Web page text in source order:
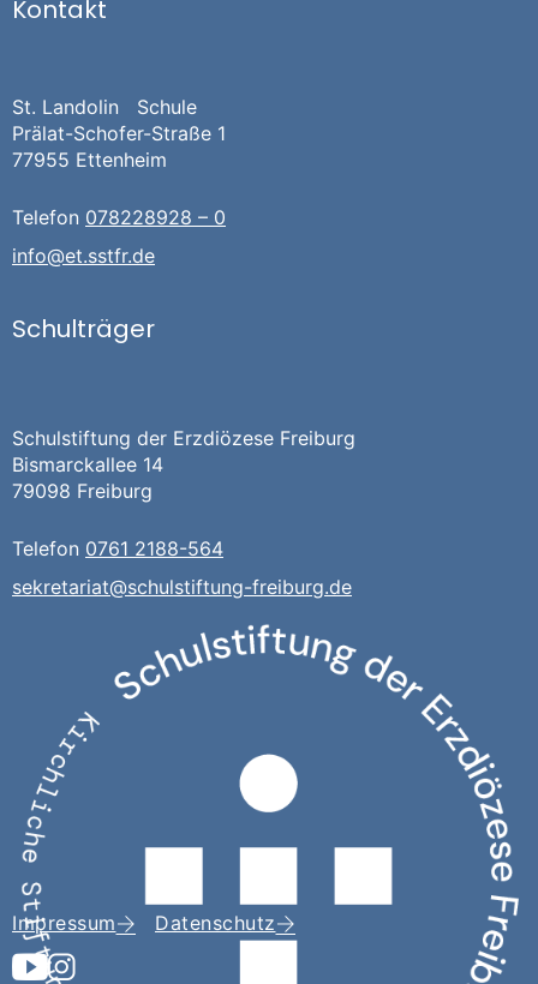
Kontakt
St. Landolin Schule
Prälat-Schofer-Straße 1
77955 Ettenheim
Telefon 078228928 – 0
info@et.sstfr.de
Schulträger
Schulstiftung der Erzdiözese Freiburg
Bismarckallee 14
79098 Freiburg
Telefon 0761 2188-564
sekretariat@schulstiftung-freiburg.de
Impressum Datenschutz